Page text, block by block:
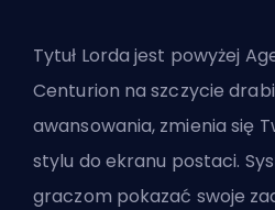
Tytuł Lorda jest powyżej
Centurion na szczycie
awansowania, zmienia się
stylu do ekranu postaci.
graczom pokazać swoje